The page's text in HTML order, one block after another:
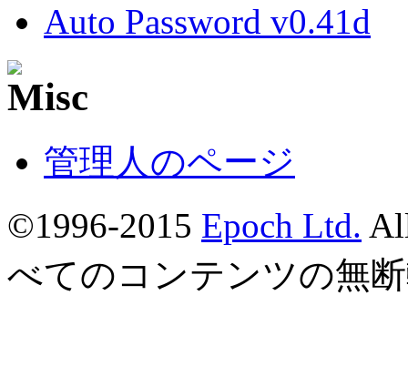
Auto Password v0.41d
管理人のページ
©1996-2015 Epoch Ltd.
べてのコンテンツの無